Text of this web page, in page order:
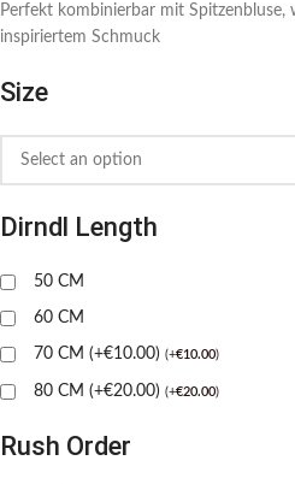
Perfekt kombinierbar mit Spitzenbluse,
inspiriertem Schmuck
Size
Dirndl Length
50 CM
60 CM
70 CM (+€10.00) (+€10.00)
80 CM (+€20.00) (+€20.00)
Rush Order